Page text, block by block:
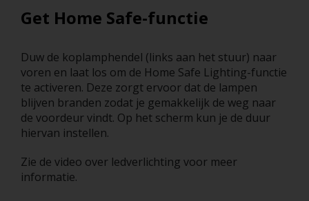
Get Home Safe-functie
Duw de koplamphendel (links aan het stuur) naar
voren en laat los om de Home Safe Lighting-functie
te activeren. Deze zorgt ervoor dat de lampen
blijven branden zodat je gemakkelijk de weg naar
de voordeur vindt. Op het scherm kun je de duur
hiervan instellen.
Zie de video over ledverlichting voor meer
informatie.